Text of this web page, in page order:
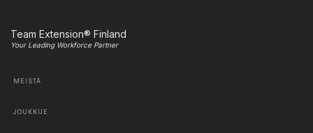
Team Extension® Finland
Your Leading Workforce Partner
MEISTÄ
JOUKKUE